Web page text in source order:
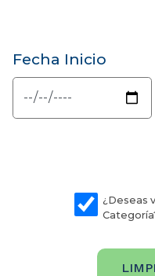
Fecha Inicio
¿Deseas